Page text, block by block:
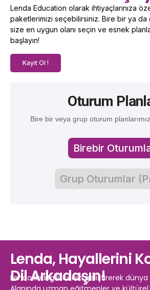
Lenda Education olarak ihtiyaçlarınıza
paketlerimizi seçebilirsiniz. Bire bir ya da
size en uygun olanı seçin ve esnek
başlayın!
Kayıt Ol !
Oturum
Bire bir veya grup oturum
Birebir
Grup Oturumlar
Lenda, Hayallerini
Dil Arkadaşın!
Lenda ile İngilizcenizi geliştirerek dünya